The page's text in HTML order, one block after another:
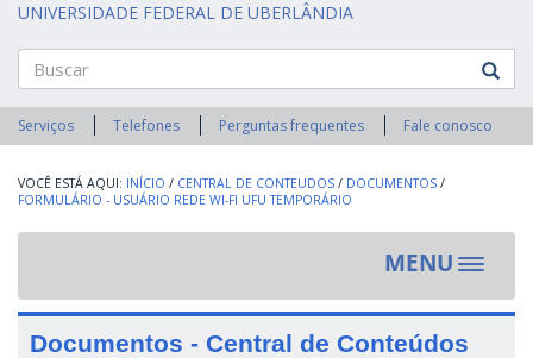
UNIVERSIDADE FEDERAL DE UBERLÂNDIA
Buscar
Serviços Telefones Perguntas frequentes Fale conosco
INÍCIO / CENTRAL DE CONTEUDOS / DOCUMENTOS /
FORMULÁRIO - USUÁRIO REDE WI-FI UFU TEMPORÁRIO
MENU
Toggle
Documentos - Central de Conteúdos